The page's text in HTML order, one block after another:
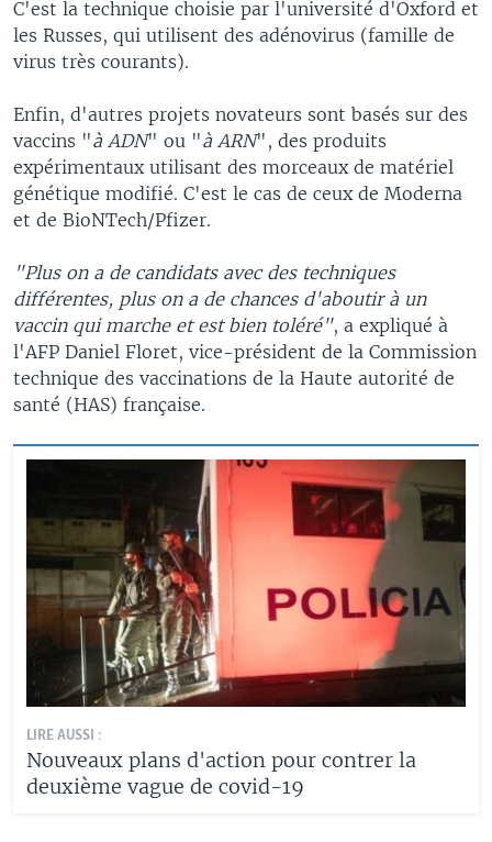
C'est la technique choisie par l'université d'Oxford et
les Russes, qui utilisent des adénovirus (famille de
virus très courants).
Enfin, d'autres projets novateurs sont basés sur des
vaccins "à ADN" ou "à ARN", des produits
expérimentaux utilisant des morceaux de matériel
génétique modifié. C'est le cas de ceux de Moderna
et de BioNTech/Pfizer.
"Plus on a de candidats avec des techniques
différentes, plus on a de chances d'aboutir à un
vaccin qui marche et est bien toléré", a expliqué à
l'AFP Daniel Floret, vice-président de la Commission
technique des vaccinations de la Haute autorité de
santé (HAS) française.
LIRE AUSSI :
Nouveaux plans d'action pour contrer la
deuxième vague de covid-19